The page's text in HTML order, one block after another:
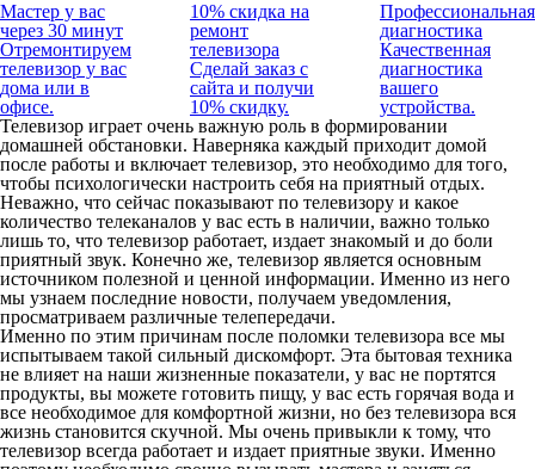
Мастер у вас
через 30 минут
Отремонтируем
телевизор у вас
дома или в
офисе.
10% скидка на
ремонт
телевизора
Сделай заказ с
сайта и получи
10% скидку.
Профессиональная
диагностика
Качественная
диагностика
вашего
устройства.
Телевизор играет очень важную роль в формировании
домашней обстановки. Наверняка каждый приходит домой
после работы и включает телевизор, это необходимо для того,
чтобы психологически настроить себя на приятный отдых.
Неважно, что сейчас показывают по телевизору и какое
количество телеканалов у вас есть в наличии, важно только
лишь то, что телевизор работает, издает знакомый и до боли
приятный звук. Конечно же, телевизор является основным
источником полезной и ценной информации. Именно из него
мы узнаем последние новости, получаем уведомления,
просматриваем различные телепередачи.
Именно по этим причинам после поломки телевизора все мы
испытываем такой сильный дискомфорт. Эта бытовая техника
не влияет на наши жизненные показатели, у вас не портятся
продукты, вы можете готовить пищу, у вас есть горячая вода и
все необходимое для комфортной жизни, но без телевизора вся
жизнь становится скучной. Мы очень привыкли к тому, что
телевизор всегда работает и издает приятные звуки. Именно